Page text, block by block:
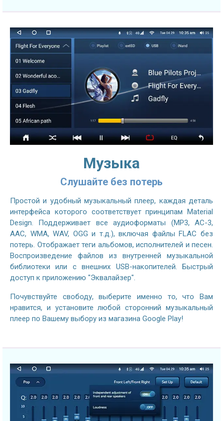
Музыка
Слушайте без потерь
Простой и удобный музыкальный плеер, каждая деталь
интерфейса которого соответствует принципам Material
Design. Поддерживает все аудиоформаты (MP3, AC-3,
AAC, WMA, WAV, OGG и т.д.), включая файлы FLAC без
потерь. Отображает теги альбомов, исполнителей и песен.
Воспроизведение файлов из внутренней музыкальной
библиотеки или с внешних USB-накопителей. Быстрый
доступ к приложению "Эквалайзер".
Почувствуйте свободу, выберите именно то, что Вам
нравится, и установите любой сторонний музыкальный
плеер по Вашему выбору из магазина Google Play!